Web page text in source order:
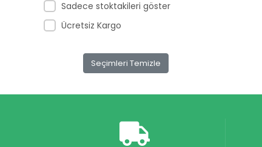
Aıhao
Akademi Denizi Yayınları
Akçağ Yayınları
Sadece stoktakileri göster
Ücretsiz Kargo
Seçimleri Temizle